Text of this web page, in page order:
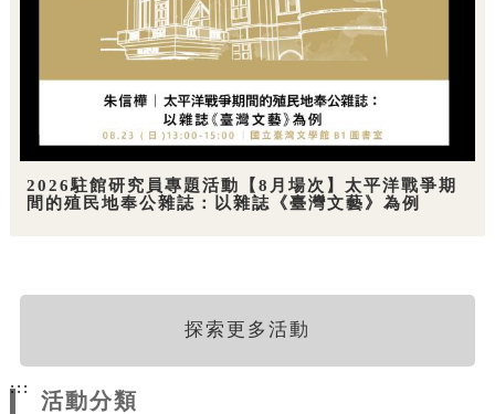
2026駐館研究員專題活動【8月場次】太平洋戰爭期
間的殖民地奉公雜誌：以雜誌《臺灣文藝》為例
探索更多活動
:::
活動分類